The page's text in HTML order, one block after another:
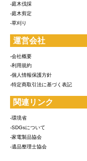
-庭木伐採
-庭木剪定
-草刈り
運営会社
-会社概要
-利用規約
-個人情報保護方針
-特定商取引法に基づく表記
関連リンク
-環境省
-SDGsについて
-家電製品協会
-遺品整理士協会